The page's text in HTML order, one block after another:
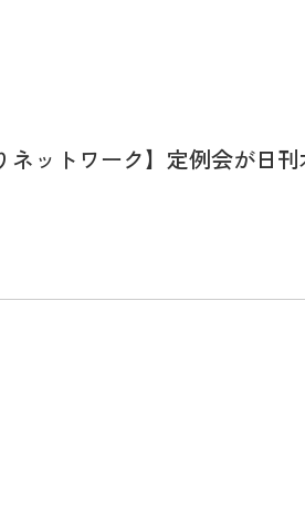
ネットワーク】定例会が日